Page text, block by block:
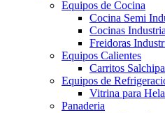
Equipos de Cocina
Cocina Semi
Cocinas
Freidoras
Equipos Calientes
Carritos
Equipos de
Vitrina para
Panaderia